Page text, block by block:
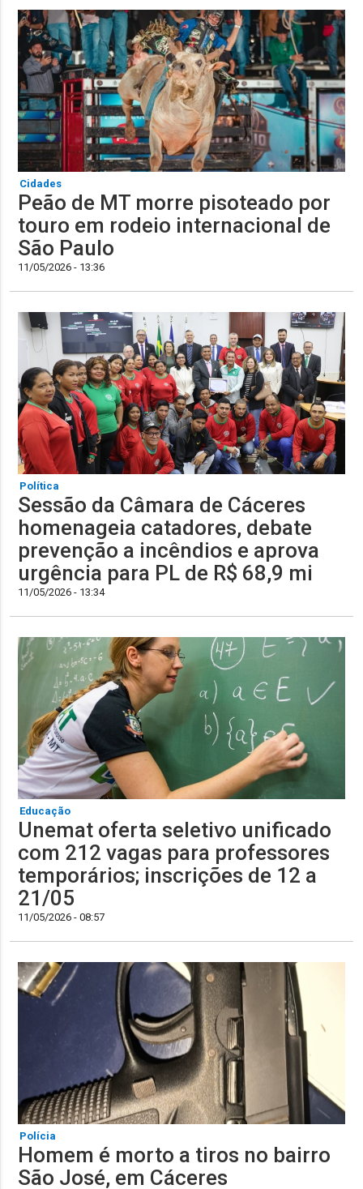
Cidades
Peão de MT morre pisoteado por
touro em rodeio internacional de
São Paulo
11/05/2026 - 13:36
Política
Sessão da Câmara de Cáceres
homenageia catadores, debate
prevenção a incêndios e aprova
urgência para PL de R$ 68,9 mi
11/05/2026 - 13:34
Educação
Unemat oferta seletivo unificado
com 212 vagas para professores
temporários; inscrições de 12 a
21/05
11/05/2026 - 08:57
Polícia
Homem é morto a tiros no bairro
São José, em Cáceres